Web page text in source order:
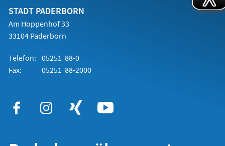
STADT PADERBORN
Am Hoppenhof 33
33104 Paderborn
Telefon: 05251 88-0
Fax:
05251 88-2000